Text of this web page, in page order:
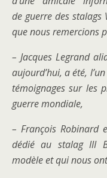
de guerre des stalags
que nous remercions
– Jacques Legrand
aujourd’hui, a été,
témoignages sur les
guerre mondiale,
– François Robinard
dédié au stalag III
modèle et qui nous